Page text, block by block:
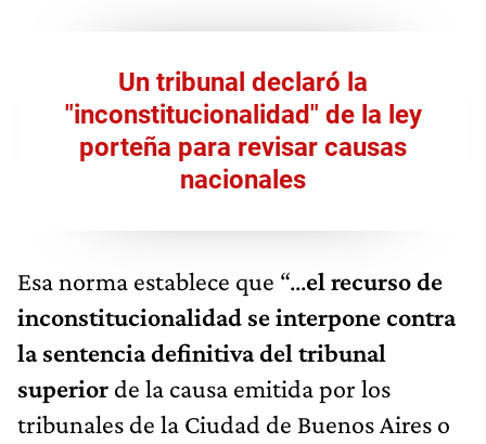
Un tribunal declaró la
"inconstitucionalidad" de la ley
porteña para revisar causas
nacionales
Esa norma establece que “...el recurso de
inconstitucionalidad se interpone contra
la sentencia definitiva del tribunal
superior de la causa emitida por los
tribunales de la Ciudad de Buenos Aires o